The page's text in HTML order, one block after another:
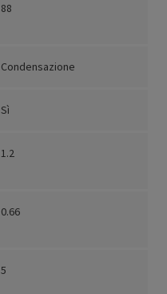
88
Condensazione
Sì
1.2
0.66
5